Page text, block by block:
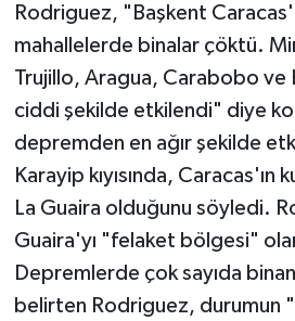
Rodriguez, "Başkent
mahallelerde binalar çöktü.
Trujillo, Aragua, Carabobo ve
ciddi şekilde etkilendi" diye
depremden en ağır şekilde
Karayip kıyısında, Caracas'ın
La Guaira olduğunu söyledi.
Guaira'yı "felaket bölgesi"
Depremlerde çok sayıda
belirten Rodriguez, durumun